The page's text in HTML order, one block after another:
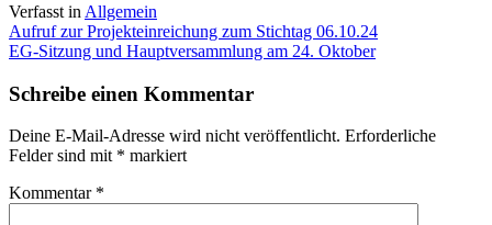
Verfasst in Allgemein
Beitragsnavigation
Aufruf zur Projekteinreichung zum Stichtag 06.10.24
EG-Sitzung und Hauptversammlung am 24. Oktober
Schreibe einen Kommentar
Deine E-Mail-Adresse wird nicht veröffentlicht. Erforderliche
Felder sind mit * markiert
Kommentar *